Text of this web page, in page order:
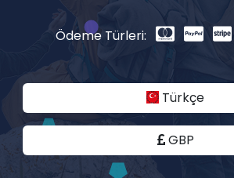
Ödeme Türleri:
Türkçe
GBP